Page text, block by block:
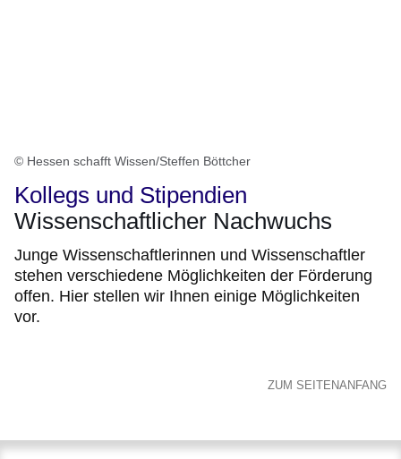
© Hessen schafft Wissen/Steffen Böttcher
Kollegs und Stipendien
Wissenschaftlicher Nachwuchs
Junge Wissenschaftlerinnen und Wissenschaftler
stehen verschiedene Möglichkeiten der Förderung
offen. Hier stellen wir Ihnen einige Möglichkeiten
vor.
ZUM SEITENANFANG